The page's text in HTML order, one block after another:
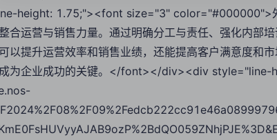
height: 1.75;"><font size="3" color="#000000">
合运营与销售力量。通过明确分工与责任、强化内部
以提升运营效率和销售业绩，还能提高客户满意度和
成为企业成功的关键。</font></div><div